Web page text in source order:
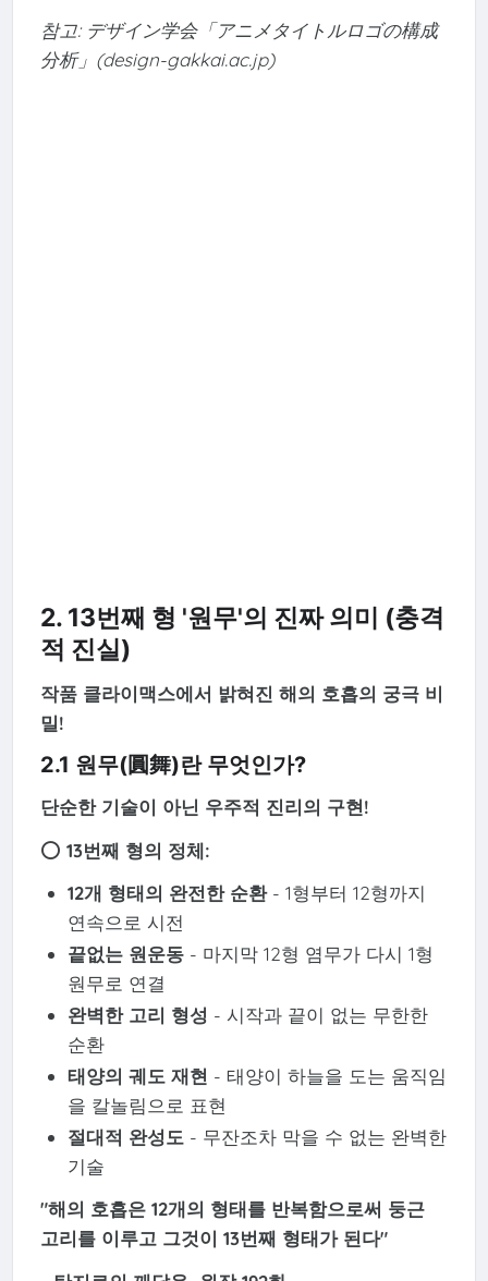
참고: デザイン学会「アニメタイトルロゴの構成
分析」(design-gakkai.ac.jp)
2. 13번째 형 '원무'의 진짜 의미 (충격
적 진실)
작품 클라이맥스에서 밝혀진 해의 호흡의 궁극 비
밀!
2.1 원무(圓舞)란 무엇인가?
단순한 기술이 아닌 우주적 진리의 구현!
⭕ 13번째 형의 정체:
12개 형태의 완전한 순환- 1형부터 12형까지
연속으로 시전
끝없는 원운동- 마지막 12형 염무가 다시 1형
원무로 연결
완벽한 고리 형성 - 시작과 끝이 없는 무한한
순환
태양의 궤도 재현 - 태양이 하늘을 도는 움직임
을 칼놀림으로 표현
절대적 완성도 - 무잔조차 막을 수 없는 완벽한
기술
"해의 호흡은 12개의 형태를 반복함으로써 둥근
고리를 이루고 그것이 13번째 형태가 된다"